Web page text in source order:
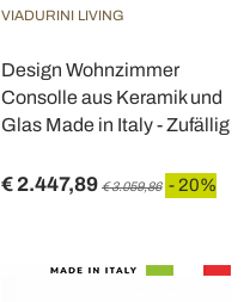
VIADURINI LIVING
Design Wohnzimmer
Consolle aus Keramik und
Glas Made in Italy - Zufällig
€ 2.447,89 € 3.059,86 - 20%